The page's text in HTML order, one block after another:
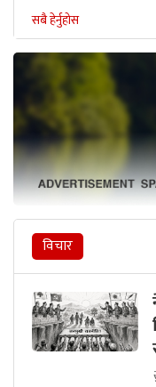
सबै हेर्नुहोस
विचार